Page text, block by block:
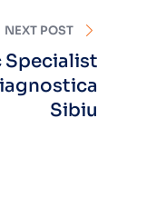
NEXT POST
Specialist
Sibiu